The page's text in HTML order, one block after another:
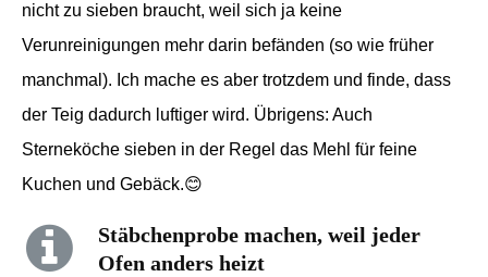
nicht zu sieben braucht, weil sich ja keine
Verunreinigungen mehr darin befänden (so wie früher
manchmal). Ich mache es aber trotzdem und finde, dass
der Teig dadurch luftiger wird. Übrigens: Auch
Sterneköche sieben in der Regel das Mehl für feine
Kuchen und Gebäck.😊
Stäbchenprobe machen, weil jeder
Ofen anders heizt